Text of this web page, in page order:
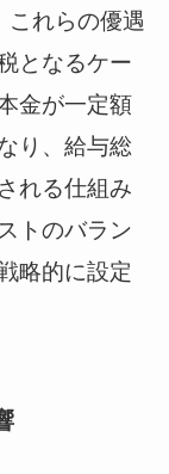
これらの優遇
となるケー
金が一定額
り、給与総
れる仕組み
トのバラン
略的に設定